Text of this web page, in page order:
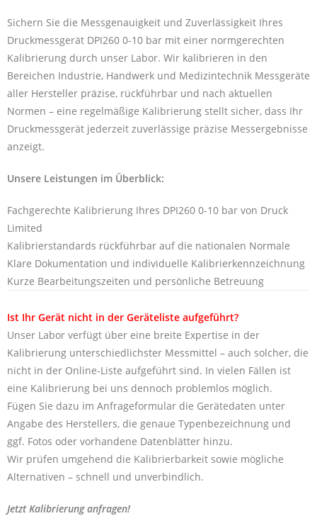
Sichern Sie die Messgenauigkeit und Zuverlässigkeit Ihres
Druckmessgerät DPI260 0-10 bar mit einer normgerechten
Kalibrierung durch unser Labor. Wir kalibrieren in den
Bereichen Industrie, Handwerk und Medizintechnik Messgeräte
aller Hersteller präzise, rückführbar und nach aktuellen
Normen – eine regelmäßige Kalibrierung stellt sicher, dass Ihr
Druckmessgerät jederzeit zuverlässige präzise Messergebnisse
anzeigt.
Unsere Leistungen im Überblick:
Fachgerechte Kalibrierung Ihres DPI260 0-10 bar von Druck
Limited
Kalibrierstandards rückführbar auf die nationalen Normale
Klare Dokumentation und individuelle Kalibrierkennzeichnung
Kurze Bearbeitungszeiten und persönliche Betreuung
Ist Ihr Gerät nicht in der Geräteliste aufgeführt?
Unser Labor verfügt über eine breite Expertise in der
Kalibrierung unterschiedlichster Messmittel – auch solcher, die
nicht in der Online-Liste aufgeführt sind. In vielen Fällen ist
eine Kalibrierung bei uns dennoch problemlos möglich.
Fügen Sie dazu im Anfrageformular die Gerätedaten unter
Angabe des Herstellers, die genaue Typenbezeichnung und
ggf. Fotos oder vorhandene Datenblätter hinzu.
Wir prüfen umgehend die Kalibrierbarkeit sowie mögliche
Alternativen – schnell und unverbindlich.
Jetzt Kalibrierung anfragen!